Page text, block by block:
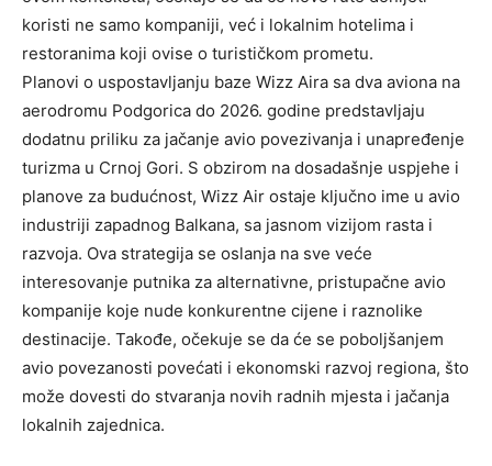
koristi ne samo kompaniji, već i lokalnim hotelima i
restoranima koji ovise o turističkom prometu.
Planovi o uspostavljanju baze Wizz Aira sa dva aviona na
aerodromu Podgorica do 2026. godine predstavljaju
dodatnu priliku za jačanje avio povezivanja i unapređenje
turizma u Crnoj Gori. S obzirom na dosadašnje uspjehe i
planove za budućnost, Wizz Air ostaje ključno ime u avio
industriji zapadnog Balkana, sa jasnom vizijom rasta i
razvoja. Ova strategija se oslanja na sve veće
interesovanje putnika za alternativne, pristupačne avio
kompanije koje nude konkurentne cijene i raznolike
destinacije. Takođe, očekuje se da će se poboljšanjem
avio povezanosti povećati i ekonomski razvoj regiona, što
može dovesti do stvaranja novih radnih mjesta i jačanja
lokalnih zajednica.